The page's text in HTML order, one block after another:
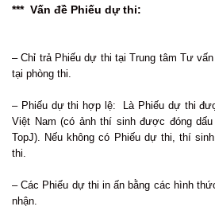
*** Vấn đề Phiếu dự thi:
– Chỉ trả Phiếu dự thi tại Trung tâm Tư
tại phòng thi.
– Phiếu dự thi hợp lệ: Là Phiếu dự thi
Việt Nam (có ảnh thí sinh được đóng
TopJ). Nếu không có Phiếu dự thi, thí
thi.
– Các Phiếu dự thi in ấn bằng các hình
nhận.